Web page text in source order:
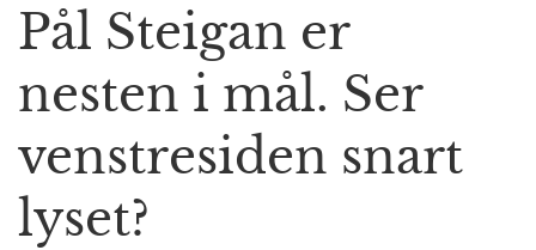
a
v
a
t
Pål Steigan er
nesten i mål. Ser
venstresiden snart
lyset?